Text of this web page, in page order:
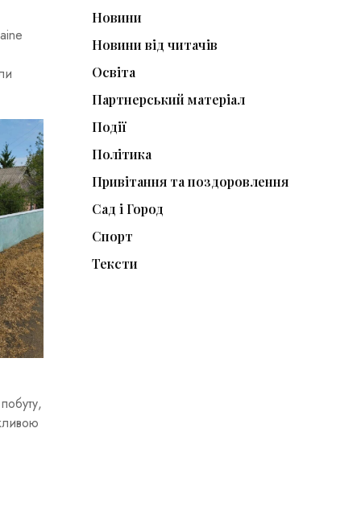
Новини
Новини від читачів
Освіта
Партнерський матеріал
Події
Політика
Привітання та поздоровлення
Сад і Город
Спорт
Тексти